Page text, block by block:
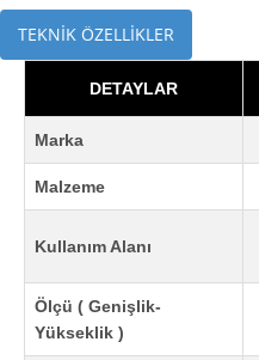
TEKNİK ÖZELLİKLER
DETAYLAR
Marka
Malzeme
Kullanım Alanı
Ölçü ( Genişlik-
Yükseklik )